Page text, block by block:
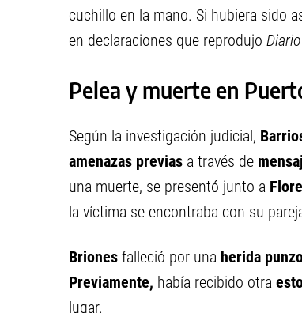
cuchillo en la mano. Si hubiera sido
en declaraciones que reprodujo
Pelea y muerte en
Según la investigación judicial,
amenazas previas a través de
una muerte, se presentó junto a
la víctima se encontraba con su
Briones falleció por una herida
Previamente, había recibido otra
lugar.